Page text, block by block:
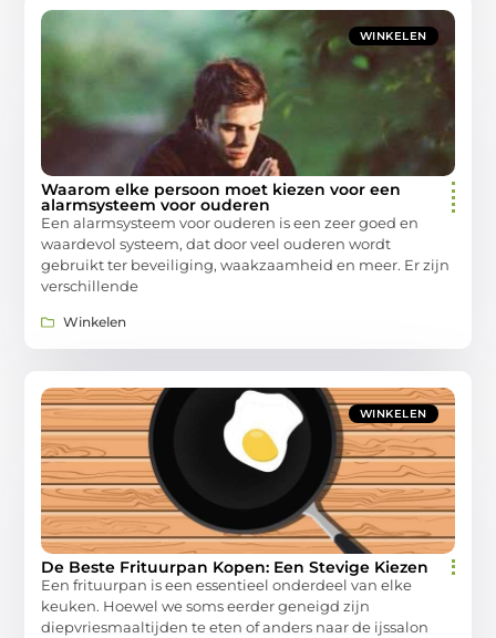
WINKELEN
Waarom elke persoon moet kiezen voor een
alarmsysteem voor ouderen
Een alarmsysteem voor ouderen is een zeer goed en
waardevol systeem, dat door veel ouderen wordt
gebruikt ter beveiliging, waakzaamheid en meer. Er zijn
verschillende
Winkelen
WINKELEN
De Beste Frituurpan Kopen: Een Stevige Kiezen
Een frituurpan is een essentieel onderdeel van elke
keuken. Hoewel we soms eerder geneigd zijn
diepvriesmaaltijden te eten of anders naar de ijssalon